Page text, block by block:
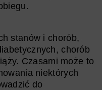
stanów i chorób,
chorób
Czasami może to
niektórych
do